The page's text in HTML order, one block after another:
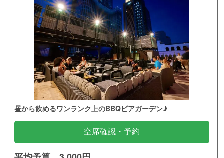
昼から飲めるワンランク上のBBQビアガーデン♪
空席確認・予約